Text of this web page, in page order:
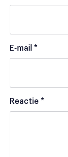
E-mail *
Reactie *